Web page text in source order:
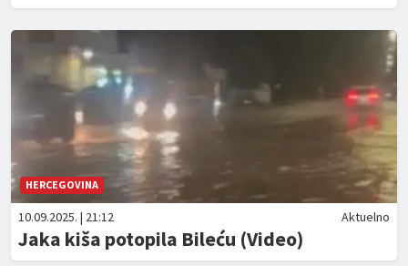
HERCEGOVINA
10.09.2025. | 21:12 Aktuelno
Jaka kiša potopila Bileću (Video)